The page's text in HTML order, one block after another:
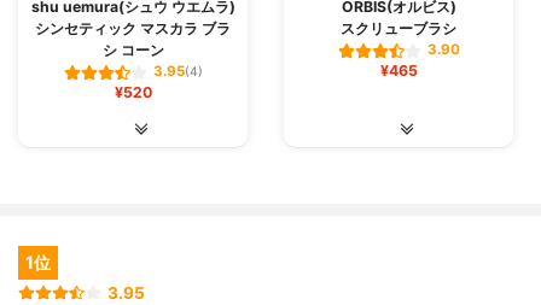
shu uemura(シュウ ウエムラ)
シンセティック マスカラ ブラ
シ コーン
3.95(4)
¥520
ORBIS(オルビス)
スクリューブラシ
3.90
¥465
1位
3.95